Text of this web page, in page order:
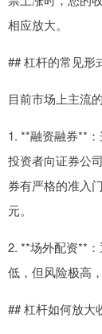
相应放大。
## 杠杆的常见形
目前市场上主流
1. **融资融券**
投资者向证券公
券有严格的准入
元。
2. **场外配资**
低，但风险极高
## 杠杆如何放大